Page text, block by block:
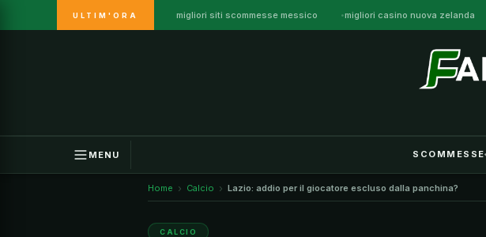
ULTIM'ORA migliori siti scommesse messico migliori casino nuova zelanda
MENU SCOMMESSE
Home Calcio Lazio: addio per il giocatore escluso dalla panchina?
CALCIO